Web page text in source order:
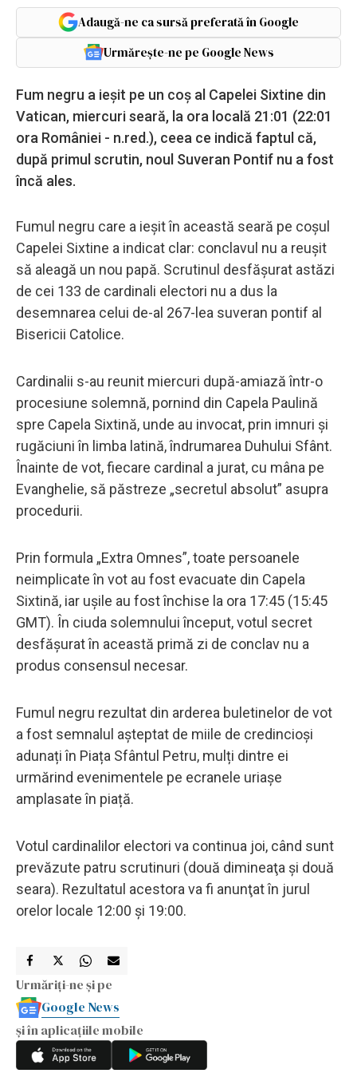
Adaugă-ne ca sursă preferată în Google
Urmărește-ne pe Google News
Fum negru a ieşit pe un coş al Capelei Sixtine din
Vatican, miercuri seară, la ora locală 21:01 (22:01
ora României - n.red.), ceea ce indică faptul că,
după primul scrutin, noul Suveran Pontif nu a fost
încă ales.
Fumul negru care a ieșit în această seară pe coșul
Capelei Sixtine a indicat clar: conclavul nu a reușit
să aleagă un nou papă. Scrutinul desfășurat astăzi
de cei 133 de cardinali electori nu a dus la
desemnarea celui de-al 267-lea suveran pontif al
Bisericii Catolice.
Cardinalii s-au reunit miercuri după-amiază într-o
procesiune solemnă, pornind din Capela Paulină
spre Capela Sixtină, unde au invocat, prin imnuri și
rugăciuni în limba latină, îndrumarea Duhului Sfânt.
Înainte de vot, fiecare cardinal a jurat, cu mâna pe
Evanghelie, să păstreze „secretul absolut” asupra
procedurii.
Prin formula „Extra Omnes”, toate persoanele
neimplicate în vot au fost evacuate din Capela
Sixtină, iar ușile au fost închise la ora 17:45 (15:45
GMT). În ciuda solemnului început, votul secret
desfășurat în această primă zi de conclav nu a
produs consensul necesar.
Fumul negru rezultat din arderea buletinelor de vot
a fost semnalul așteptat de miile de credincioși
adunați în Piața Sfântul Petru, mulți dintre ei
urmărind evenimentele pe ecranele uriașe
amplasate în piață.
Votul cardinalilor electori va continua joi, când sunt
prevăzute patru scrutinuri (două dimineaţa şi două
seara). Rezultatul acestora va fi anunţat în jurul
orelor locale 12:00 şi 19:00.
Urmăriți-ne și pe
Google News
și în aplicațiile mobile